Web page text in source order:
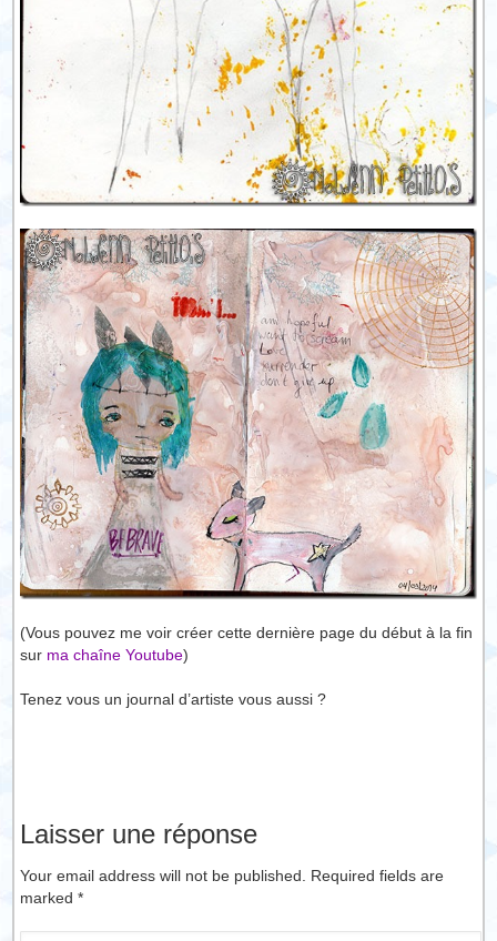
(Vous pouvez me voir créer cette dernière page du début à la fin
sur ma chaîne Youtube)
Tenez vous un journal d’artiste vous aussi ?
Laisser une réponse
Your email address will not be published. Required fields are
marked*